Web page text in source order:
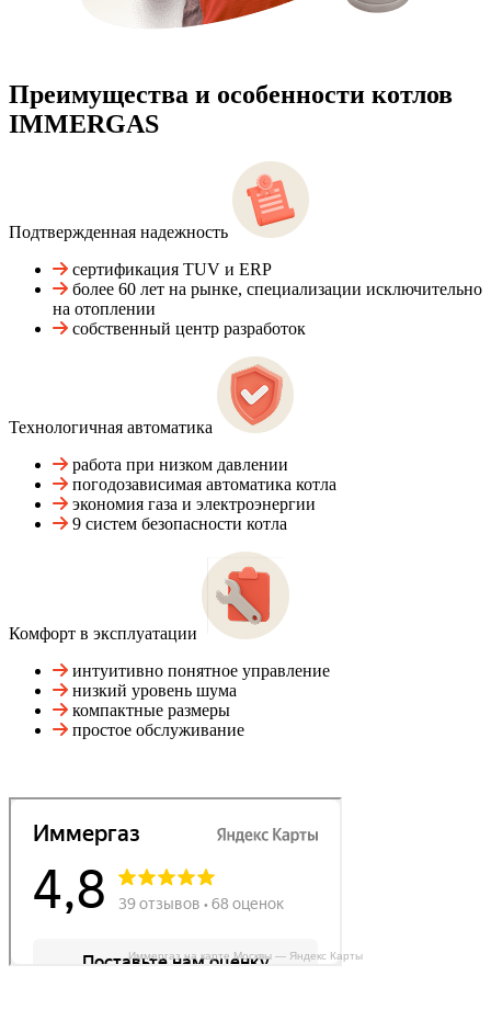
Преимущества и особенности котлов
IMMERGAS
Подтвержденная надежность
сертификация TUV и ERP
более 60 лет на рынке, специализации исключительно
на отоплении
собственный центр разработок
Технологичная автоматика
работа при низком давлении
погодозависимая автоматика котла
экономия газа и электроэнергии
9 систем безопасности котла
Комфорт в эксплуатации
интуитивно понятное управление
низкий уровень шума
компактные размеры
простое обслуживание
Иммергаз на карте Москвы — Яндекс Карты